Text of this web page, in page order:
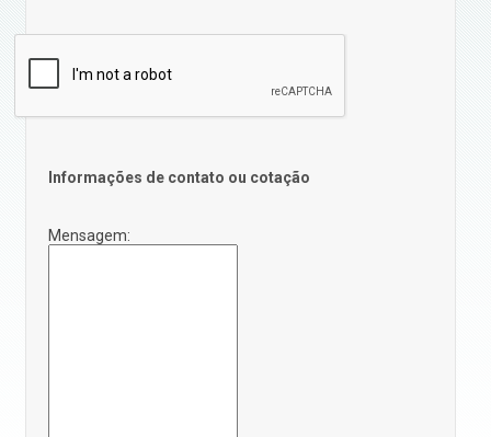
Informações de contato ou cotação
Mensagem: